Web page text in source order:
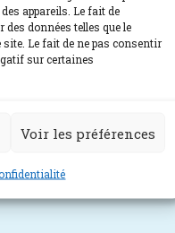
appareils. Le fait de
données telles que le
Le fait de ne pas consentir
sur certaines
Voir les préférences